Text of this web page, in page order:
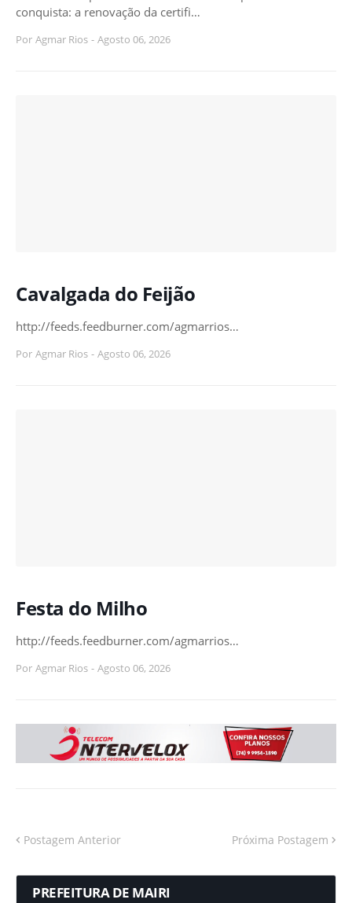
conquista: a renovação da certifi…
Por Agmar Rios - Agosto 06, 2026
Cavalgada do Feijão
http://feeds.feedburner.com/agmarrios…
Por Agmar Rios - Agosto 06, 2026
Festa do Milho
http://feeds.feedburner.com/agmarrios…
Por Agmar Rios - Agosto 06, 2026
Postagem Anterior Próxima Postagem
PREFEITURA DE MAIRI